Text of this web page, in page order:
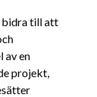
bidra till att
av en
projekt,